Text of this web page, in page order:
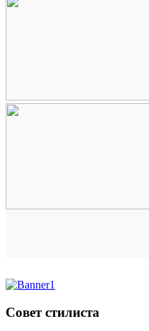
Совет стилиста